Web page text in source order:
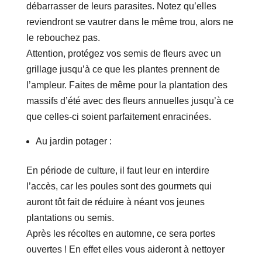
débarrasser de leurs parasites. Notez qu’elles
reviendront se vautrer dans le même trou, alors ne
le rebouchez pas.
Attention, protégez vos semis de fleurs avec un
grillage jusqu’à ce que les plantes prennent de
l’ampleur. Faites de même pour la plantation des
massifs d’été avec des fleurs annuelles jusqu’à ce
que celles-ci soient parfaitement enracinées.
Au jardin potager :
En période de culture, il faut leur en interdire
l’accès, car les poules sont des gourmets qui
auront tôt fait de réduire à néant vos jeunes
plantations ou semis.
Après les récoltes en automne, ce sera portes
ouvertes ! En effet elles vous aideront à nettoyer